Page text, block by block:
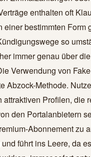
enthalten oft
einer bestimmten
so
immer genau über
Verwendung von
Abzock-Methode.
Profilen,
den Portalanbietern
Abonnement zu
führt ins Leere, da